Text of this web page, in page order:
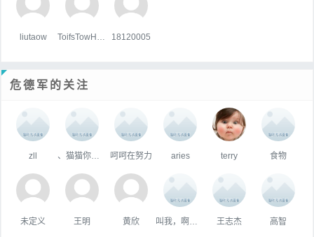
liutaow 18120005
危德军的关注
zll 呵呵在努力 aries terry 食物
未定义 王明 黄欣 王志杰 高智